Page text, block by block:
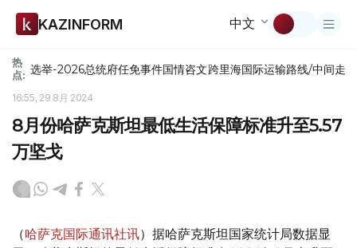
KAZINFORM 中文
热
点: 选举-2026总统府任免事件国情咨文跨里海国际运输路线/中间走廊
16:55, 29 8月 2024
8月份哈萨克斯坦最低生活保障标准升至5.57
万坚戈
（哈萨克国际通讯社讯）据哈萨克斯坦国家统计局数据显